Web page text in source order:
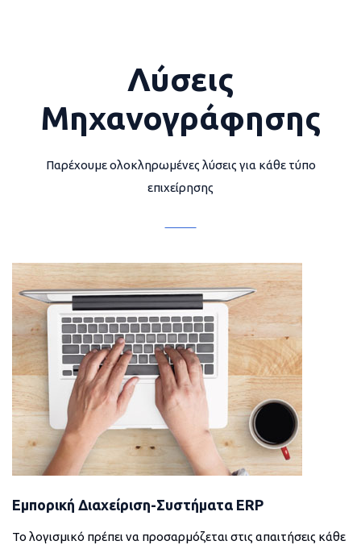
Λύσεις
Μηχανογράφησης
Παρέχουμε ολοκληρωμένες λύσεις για κάθε τύπο
επιχείρησης
Εμπορική Διαχείριση-Συστήματα ERP
Το λογισμικό πρέπει να προσαρμόζεται στις απαιτήσεις κάθε